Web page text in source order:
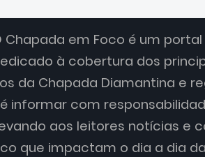
Chapada em Foco é um
à cobertura dos
da Chapada Diamantina e
informar com
aos leitores notícias e
que impactam o dia a dia